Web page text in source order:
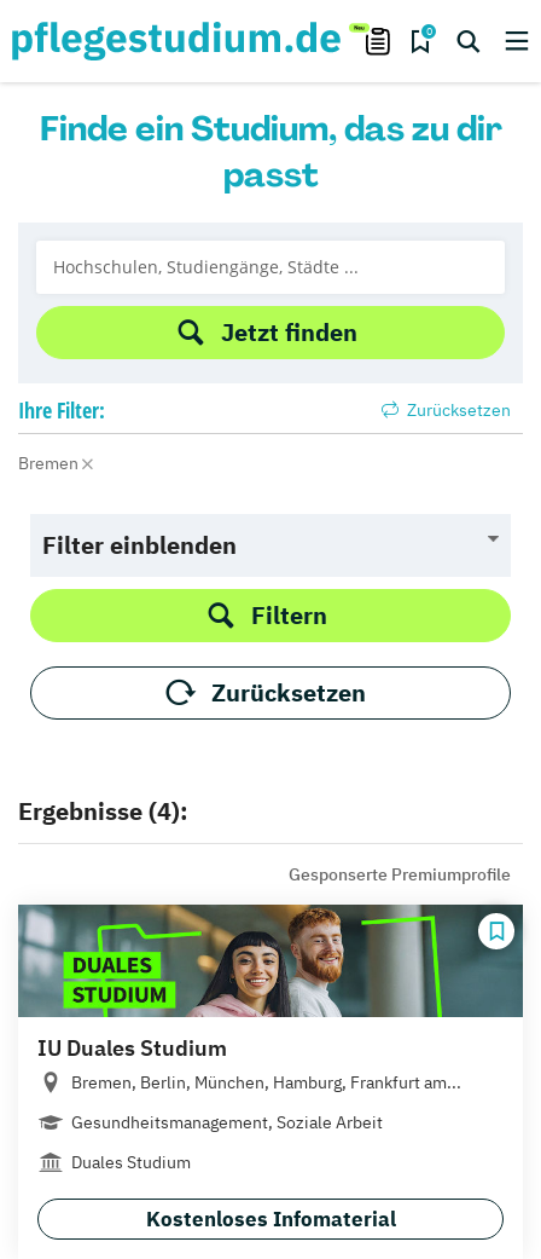
0
Finde ein Studium, das zu dir
passt
Jetzt finden
Ihre Filter: Zurücksetzen
Bremen
Filter einblenden
Filtern
Zurücksetzen
Ergebnisse (4):
Gesponserte Premiumprofile
IU Duales Studium
Bremen, Berlin, München, Hamburg, Frankfurt am...
Gesundheitsmanagement, Soziale Arbeit
Duales Studium
Kostenloses Infomaterial